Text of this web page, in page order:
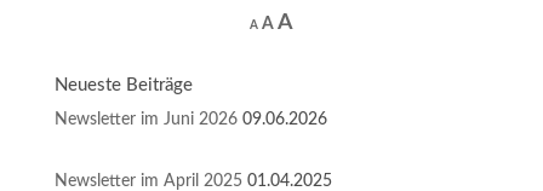
ADecrease
AReset
AIncrease
Neueste Beiträge
Newsletter im Juni 2026 09.06.2026
Newsletter im April 2025 01.04.2025